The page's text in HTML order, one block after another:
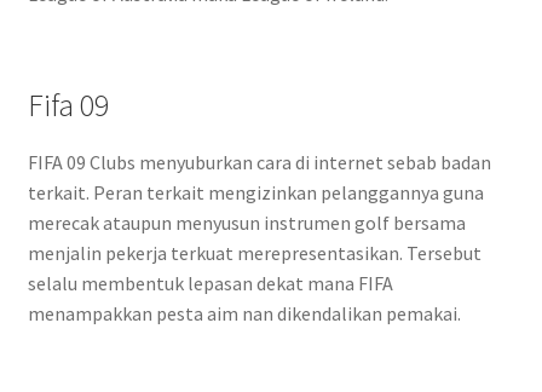
Fifa 09
FIFA 09 Clubs menyuburkan cara di internet sebab badan
terkait. Peran terkait mengizinkan pelanggannya guna
merecak ataupun menyusun instrumen golf bersama
menjalin pekerja terkuat merepresentasikan. Tersebut
selalu membentuk lepasan dekat mana FIFA
menampakkan pesta aim nan dikendalikan pemakai.